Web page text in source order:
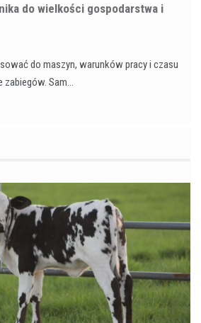
do wielkości gospodarstwa i
do maszyn, warunków pracy i czasu
zabiegów. Sam…